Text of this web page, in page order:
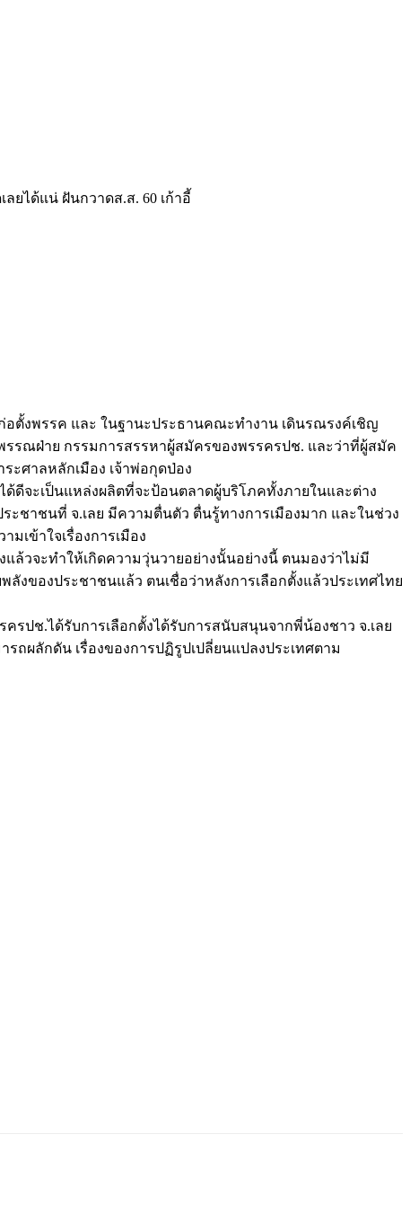
ยได้แน่ ฝันกวาดส.ส. 60 เก้าอี้
อตั้งพรรค และ ในฐานะประธานคณะทำงาน เดินรณรงค์เชิญ
รณฝ่าย กรรมการสรรหาผู้สมัครของพรรครปช. และว่าที่ผู้สมัค
ะศาลหลักเมือง เจ้าพ่อกุดป่อง
ดีจะเป็นแหล่งผลิตที่จะป้อนตลาดผู้บริโภคทั้งภายในและต่าง
ชาชนที่ จ.เลย มีความตื่นตัว ตื่นรู้ทางการเมืองมาก และในช่วง
เข้าใจเรื่องการเมือง
ล้วจะทำให้เกิดความวุ่นวายอย่างนั้นอย่างนี้ ตนมองว่าไม่มี
งของประชาชนแล้ว ตนเชื่อว่าหลังการเลือกตั้งแล้วประเทศไทย
รปช.ได้รับการเลือกตั้งได้รับการสนับสนุนจากพี่น้องชาว จ.เลย
ถผลักดัน เรื่องของการปฏิรูปเปลี่ยนแปลงประเทศตาม